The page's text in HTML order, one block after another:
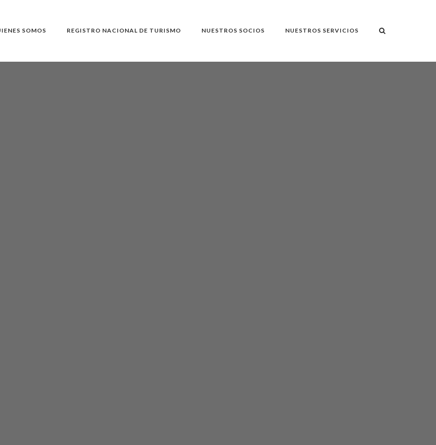
SOMOS REGISTRO NACIONAL DE TURISMO NUESTROS SOCIOS NUESTROS SERVICIOS